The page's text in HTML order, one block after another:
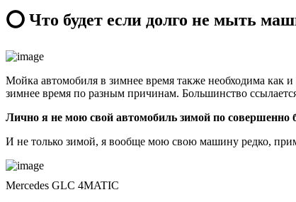
⭕️ Что будет если долго не мыть
Мойка автомобиля в зимнее время также необходима как и
зимнее время по разным причинам. Большинство
Лично я не мою свой автомобиль зимой по
И не только зимой, я вообще мою свою машину редко,
Mercedes GLC 4MATIC